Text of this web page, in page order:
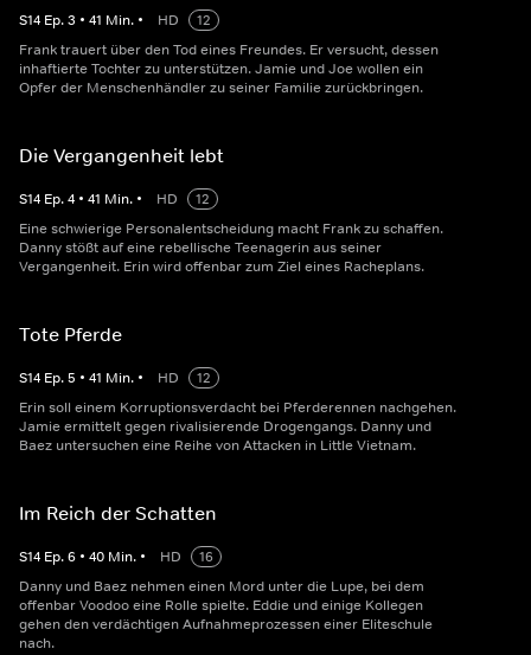
S14 Ep.3 • 41 Min. • HD
12
Frank trauert über den Tod eines Freundes. Er versucht, dessen
inhaftierte Tochter zu unterstützen. Jamie und Joe wollen ein
Opfer der Menschenhändler zu seiner Familie zurückbringen.
Die Vergangenheit lebt
S14 Ep.4 • 41 Min. • HD
12
Eine schwierige Personalentscheidung macht Frank zu schaffen.
Danny stößt auf eine rebellische Teenagerin aus seiner
Vergangenheit. Erin wird offenbar zum Ziel eines Racheplans.
Tote Pferde
S14 Ep.5 • 41 Min. • HD
12
Erin soll einem Korruptionsverdacht bei Pferderennen nachgehen.
Jamie ermittelt gegen rivalisierende Drogengangs. Danny und
Baez untersuchen eine Reihe von Attacken in Little Vietnam.
Im Reich der Schatten
S14 Ep.6 • 40 Min. • HD
16
Danny und Baez nehmen einen Mord unter die Lupe, bei dem
offenbar Voodoo eine Rolle spielte. Eddie und einige Kollegen
gehen den verdächtigen Aufnahmeprozessen einer Eliteschule
nach.